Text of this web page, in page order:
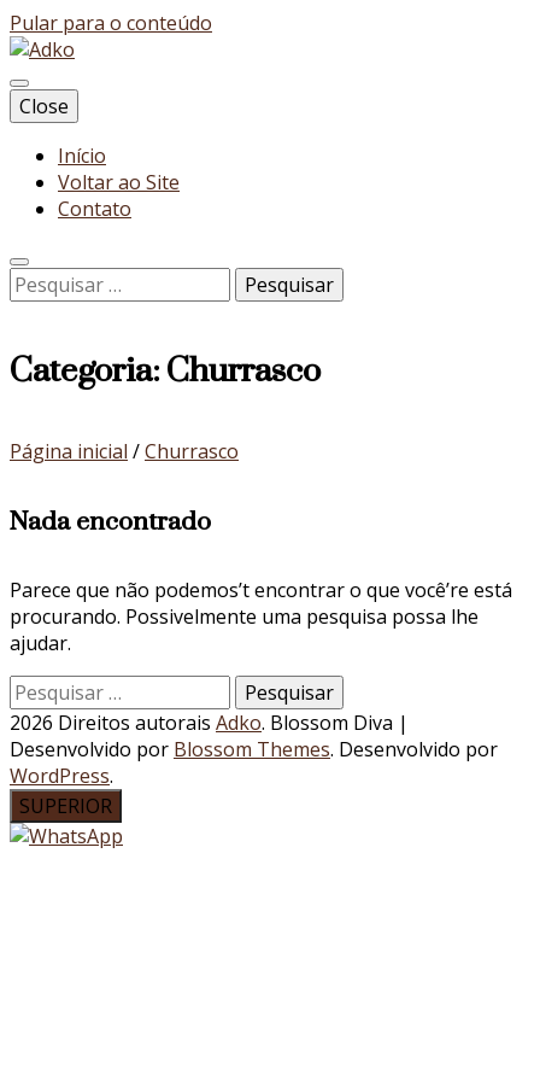
Pular para o conteúdo
Adko
Blog
Close
Início
Voltar ao Site
Contato
Pesquisar
por:
Categoria:Churrasco
Página inicial /Churrasco
Nada encontrado
Parece que não podemos’t encontrar o que você’re está
procurando. Possivelmente uma pesquisa possa lhe
ajudar.
Pesquisar
por:
2026 Direitos autorais Adko. Blossom Diva |
Desenvolvido por Blossom Themes. Desenvolvido por
WordPress.
SUPERIOR